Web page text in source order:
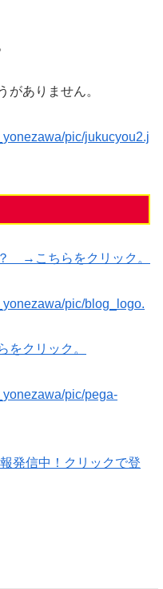
がありません。
pic/jukucyou2.j
→こちらをクリック。
pic/blog_logo.
クリック。
pic/pega-
発信中！クリックで登